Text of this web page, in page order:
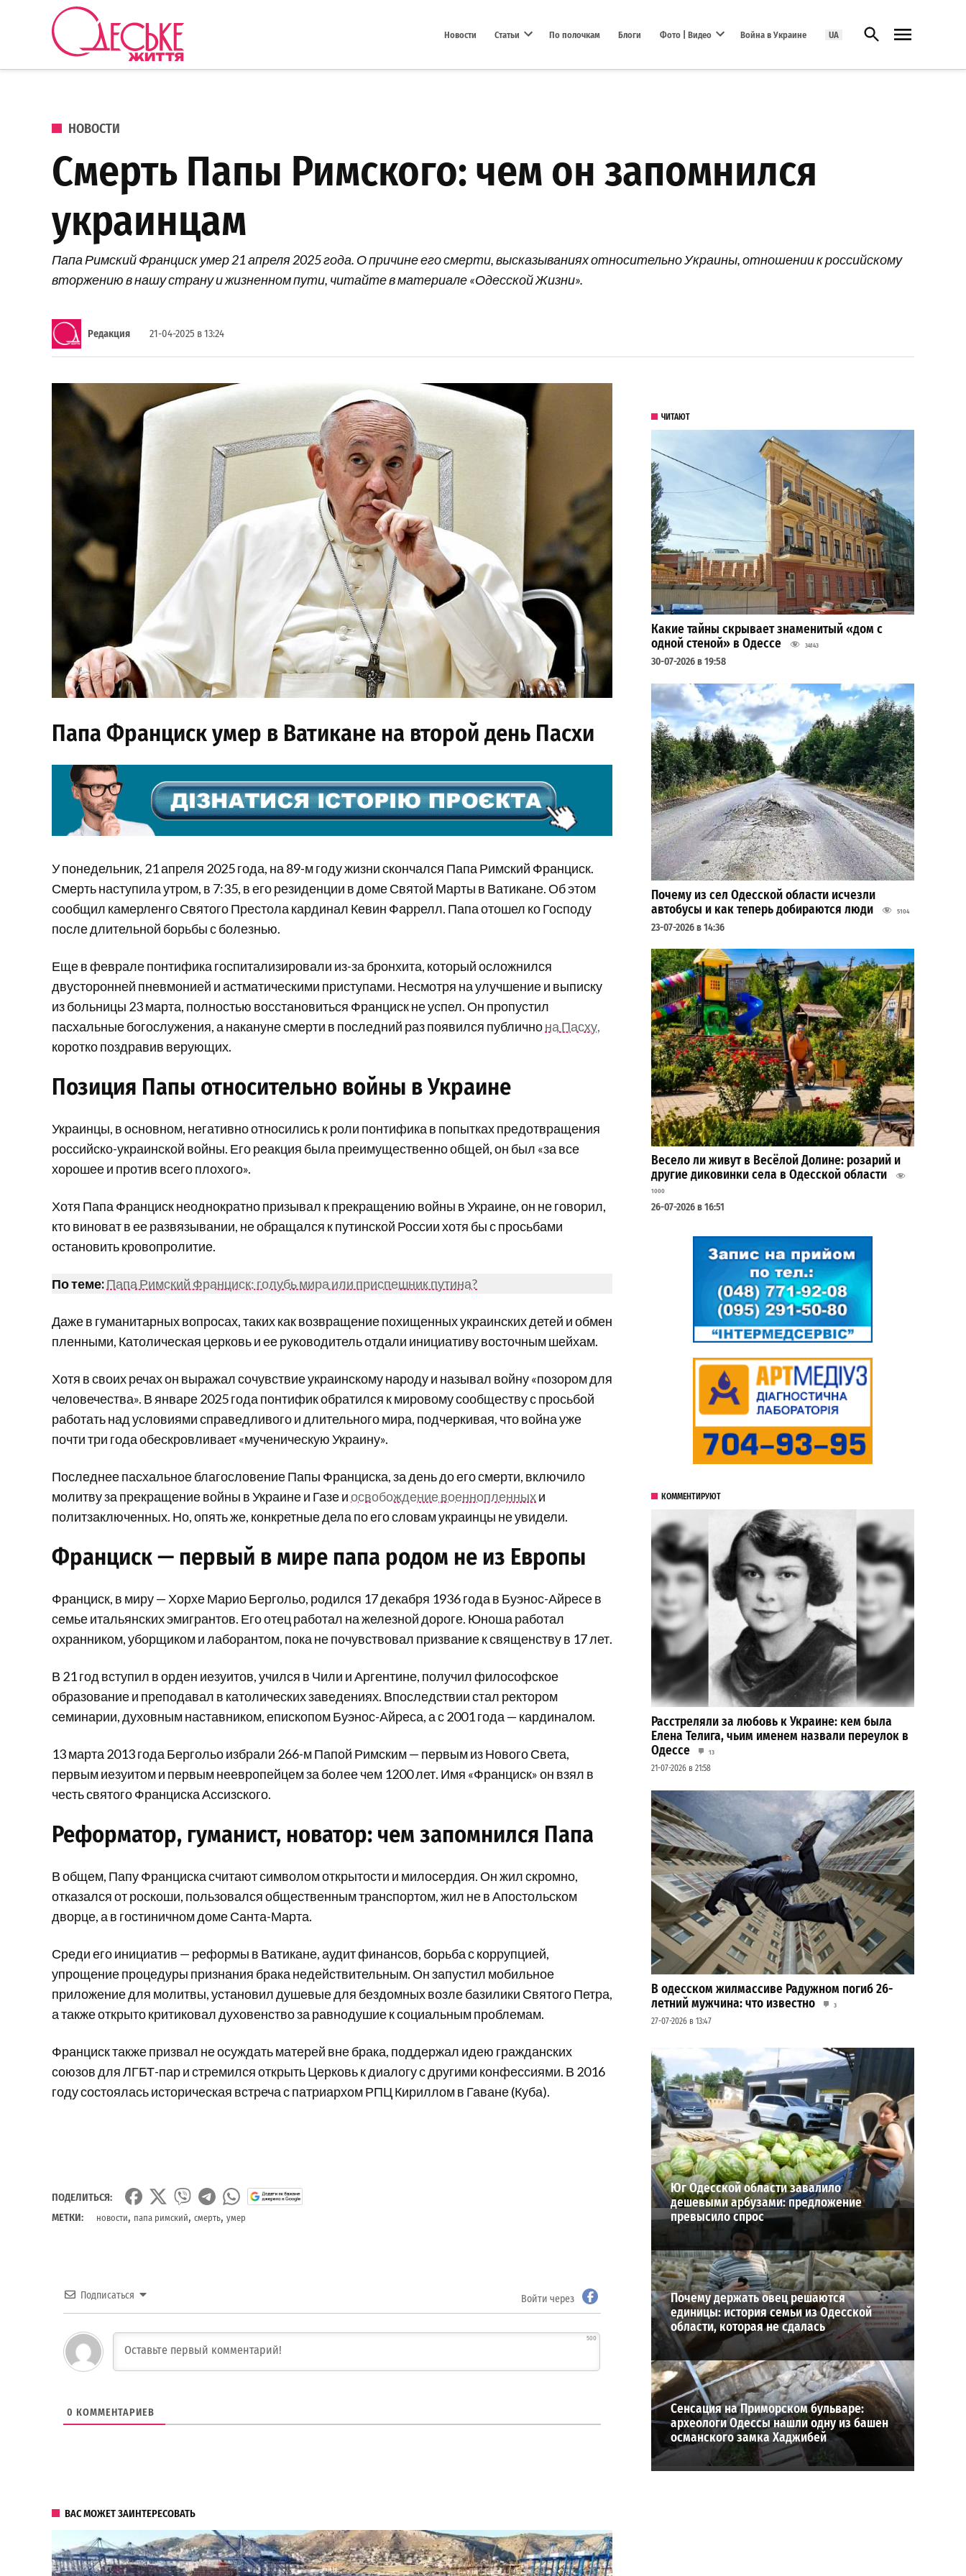
Перейти к содержанию
Новости Статьи По полочкам Блоги Фото | Видео Война в Украине UA Открыть поиск
ОПУБЛИКОВАНО В
НОВОСТИ
Смерть Папы Римского: чем он запомнился
украинцам
Папа Римский Франциск умер 21 апреля 2025 года. О причине его смерти, высказываниях относительно Украины, отношении к российскому
вторжению в нашу страну и жизненном пути, читайте в материале «Одесской Жизни».
Редакция 21-04-2025 в 13:24
Папа Франциск умер в Ватикане на второй день Пасхи
У понедельник, 21 апреля 2025 года, на 89-м году жизни скончался Папа Римский Франциск.
Смерть наступила утром, в 7:35, в его резиденции в доме Святой Марты в Ватикане. Об этом
сообщил камерленго Святого Престола кардинал Кевин Фаррелл. Папа отошел ко Господу
после длительной борьбы с болезнью.
Еще в феврале понтифика госпитализировали из-за бронхита, который осложнился
двусторонней пневмонией и астматическими приступами. Несмотря на улучшение и выписку
из больницы 23 марта, полностью восстановиться Франциск не успел. Он пропустил
пасхальные богослужения, а накануне смерти в последний раз появился публичнона Пасху,
коротко поздравив верующих.
Позиция Папы относительно войны в Украине
Украинцы, в основном, негативно относились к роли понтифика в попытках предотвращения
российско-украинской войны. Его реакция была преимущественно общей, он был «за все
хорошее и против всего плохого».
Хотя Папа Франциск неоднократно призывал к прекращению войны в Украине, он не говорил,
кто виноват в ее развязывании, не обращался к путинской России хотя бы с просьбами
остановить кровопролитие.
По теме:Папа Римский Франциск: голубь мира или приспешник путина?
Даже в гуманитарных вопросах, таких как возвращение похищенных украинских детей и обмен
пленными, Католическая церковь и ее руководитель отдали инициативу восточным шейхам.
Хотя в своих речах он выражал сочувствие украинскому народу и называл войну «позором для
человечества». В январе 2025 года понтифик обратился к мировому сообществу с просьбой
работать над условиями справедливого и длительного мира, подчеркивая, что война уже
почти три года обескровливает «мученическую Украину».
Последнее пасхальное благословение Папы Франциска, за день до его смерти, включило
молитву за прекращение войны в Украине и Газе иосвобождение военнопленныхи
политзаключенных. Но, опять же, конкретные дела по его словам украинцы не увидели.
Франциск — первый в мире папа родом не из Европы
Франциск, в миру — Хорхе Марио Бергольо, родился 17 декабря 1936 года в Буэнос-Айресе в
семье итальянских эмигрантов. Его отец работал на железной дороге. Юноша работал
охранником, уборщиком и лаборантом, пока не почувствовал призвание к священству в 17 лет.
В 21 год вступил в орден иезуитов, учился в Чили и Аргентине, получил философское
образование и преподавал в католических заведениях. Впоследствии стал ректором
семинарии, духовным наставником, епископом Буэнос-Айреса, а с 2001 года — кардиналом.
13 марта 2013 года Бергольо избрали 266-м Папой Римским — первым из Нового Света,
первым иезуитом и первым неевропейцем за более чем 1200 лет. Имя «Франциск» он взял в
честь святого Франциска Ассизского.
Реформатор, гуманист, новатор: чем запомнился Папа
В общем, Папу Франциска считают символом открытости и милосердия. Он жил скромно,
отказался от роскоши, пользовался общественным транспортом, жил не в Апостольском
дворце, а в гостиничном доме Санта-Марта.
Среди его инициатив — реформы в Ватикане, аудит финансов, борьба с коррупцией,
упрощение процедуры признания брака недействительным. Он запустил мобильное
приложение для молитвы, установил душевые для бездомных возле базилики Святого Петра,
а также открыто критиковал духовенство за равнодушие к социальным проблемам.
Франциск также призвал не осуждать матерей вне брака, поддержал идею гражданских
союзов для ЛГБТ-пар и стремился открыть Церковь к диалогу с другими конфессиями. В 2016
году состоялась историческая встреча с патриархом РПЦ Кириллом в Гаване (Куба).
ПОДЕЛИТЬСЯ:
МЕТКИ:
новости, папа римский, смерть, умер
Подписаться Войти через
500
0 КОММЕНТАРИЕВ
ВАС МОЖЕТ ЗАИНТЕРЕСОВАТЬ
ЧИТАЮТ
Какие тайны скрывает знаменитый «дом с
одной стеной» в Одессе
34143
30-07-2026 в 19:58
Почему из сел Одесской области исчезли
автобусы и как теперь добираются люди
5104
23-07-2026 в 14:36
Весело ли живут в Весёлой Долине: розарий и
другие диковинки села в Одесской области
1000
26-07-2026 в 16:51
КОММЕНТИРУЮТ
Расстреляли за любовь к Украине: кем была
Елена Телига, чьим именем назвали переулок в
Одессе
13
21-07-2026 в 21:58
В одесском жилмассиве Радужном погиб 26-
летний мужчина: что известно
3
27-07-2026 в 13:47
Шезлонги, бунгало и VIP-зоны: сколько
придется заплатить за отдых в Аркадии
21-07-2026 в 19:23
ВИБОР РЕДАКЦИИ
Юг Одесской области завалило
дешевыми арбузами: предложение
превысило спрос
Почему держать овец решаются
единицы: история семьи из Одесской
области, которая не сдалась
Сенсация на Приморском бульваре:
археологи Одессы нашли одну из башен
османского замка Хаджибей